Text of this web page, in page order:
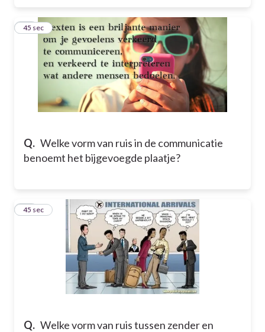
Q. Welke vorm van ruis in de communicatie
benoemt het bijgevoegde plaatje?
10
45 sec
Q. Welke vorm van ruis tussen zender en
11
45 sec